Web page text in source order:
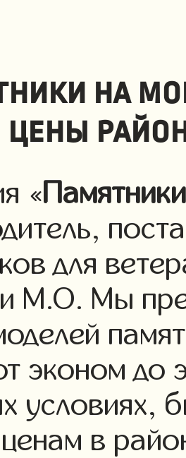
на
цены
«Памятники
для
М.О. Мы
эконом до
условиях,
в